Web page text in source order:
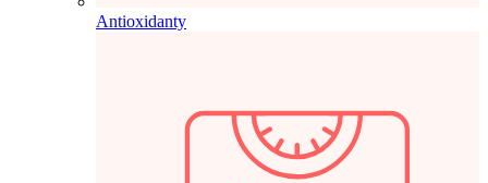
Antioxidanty